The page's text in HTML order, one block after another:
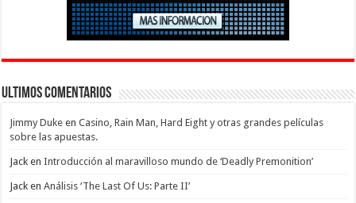
Ultimos Comentarios
Jimmy Duke enCasino, Rain Man, Hard Eight y otras grandes películas
sobre las apuestas.
Jack enIntroducción al maravilloso mundo de ‘Deadly Premonition’
Jack enAnálisis ‘The Last Of Us: Parte II’